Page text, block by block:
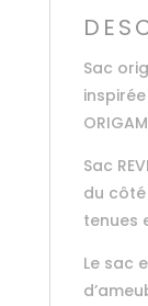
Sac
Sac
du
tenues
Le sac